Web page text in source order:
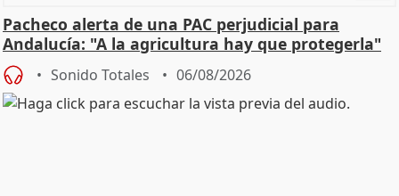
Pacheco alerta de una PAC perjudicial para
Andalucía: "A la agricultura hay que protegerla"
Sonido Totales 06/08/2026